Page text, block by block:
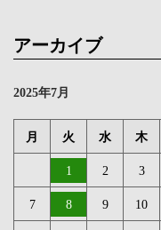
アーカイブ
2025年7月
月 火 水 木
1 2 3
7 8 9 10